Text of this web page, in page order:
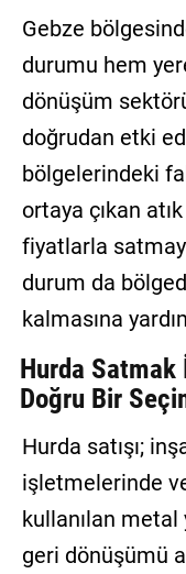
Gebze
durumu hem
dönüşüm
doğrudan etki
bölgelerindeki
ortaya çıkan
fiyatlarla
durum da
kalmasına
Hurda Satmak
Doğru Bir
Hurda satışı;
işletmelerinde
kullanılan
geri dönüşümü